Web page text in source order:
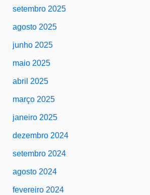
setembro 2025
agosto 2025
junho 2025
maio 2025
abril 2025
março 2025
janeiro 2025
dezembro 2024
setembro 2024
agosto 2024
fevereiro 2024